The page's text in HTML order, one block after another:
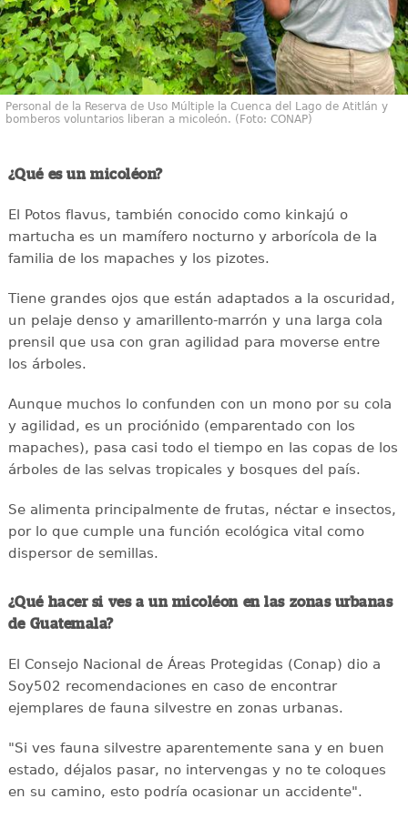
Personal de la Reserva de Uso Múltiple la Cuenca del Lago de Atitlán y
bomberos voluntarios liberan a micoleón. (Foto: CONAP)
¿Qué es un micoléon?
El Potos flavus, también conocido como kinkajú o
martucha es un mamífero nocturno y arborícola de la
familia de los mapaches y los pizotes.
Tiene grandes ojos que están adaptados a la oscuridad,
un pelaje denso y amarillento-marrón y una larga cola
prensil que usa con gran agilidad para moverse entre
los árboles.
Aunque muchos lo confunden con un mono por su cola
y agilidad, es un prociónido (emparentado con los
mapaches), pasa casi todo el tiempo en las copas de los
árboles de las selvas tropicales y bosques del país.
Se alimenta principalmente de frutas, néctar e insectos,
por lo que cumple una función ecológica vital como
dispersor de semillas.
¿Qué hacer si ves a un micoléon en las zonas urbanas
de Guatemala?
El Consejo Nacional de Áreas Protegidas (Conap) dio a
Soy502 recomendaciones en caso de encontrar
ejemplares de fauna silvestre en zonas urbanas.
"Si ves fauna silvestre aparentemente sana y en buen
estado, déjalos pasar, no intervengas y no te coloques
en su camino, esto podría ocasionar un accidente".